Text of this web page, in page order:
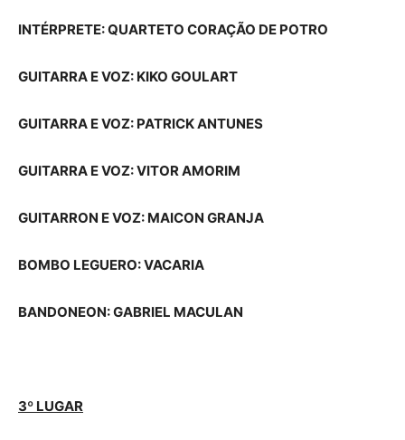
INTÉRPRETE: QUARTETO CORAÇÃO DE POTRO
GUITARRA E VOZ: KIKO GOULART
GUITARRA E VOZ: PATRICK ANTUNES
GUITARRA E VOZ: VITOR AMORIM
GUITARRON E VOZ: MAICON GRANJA
BOMBO LEGUERO: VACARIA
BANDONEON: GABRIEL MACULAN
3º LUGAR